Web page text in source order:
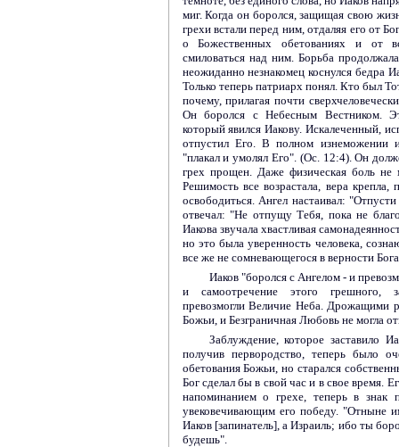
миг. Когда он боролся, защищая свою
грехи встали перед ним, отдаляя его от
о Божественных обетованиях и от
смиловаться над ним. Борьба
неожиданно незнакомец коснулся бедра
Только теперь патриарх понял. Кто был
почему, прилагая почти
Он боролся с Небесным Вестником.
который явился Иакову. Искалеченный,
отпустил Его. В полном изнеможении
"плакал и умолял Его". (Ос. 12:4). Он
грех прощен. Даже физическая боль не
Решимость все возрастала, вера крепла,
освободиться. Ангел настаивал:
отвечал: "Не отпущу Тебя, пока не
Иакова звучала хвастливая
но это была уверенность человека,
все же не сомневающегося в верности
Иаков "боролся с Ангелом - и
и самоотречение этого грешного,
превозмогли Величие Неба. Дрожащими
Божьи, и Безграничная Любовь не могла
Заблуждение, которое заставило
получив первородство, теперь было
обетования Божьи, но старался
Бог сделал бы в свой час и в свое время.
напоминанием о грехе, теперь в знак
увековечивающим его победу. "Отныне
Иаков [запинатель], а Израиль; ибо ты
будешь".